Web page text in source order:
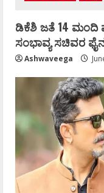
ಡಿಕೆಶಿ ಜತೆ 14 ಮಂದಿ
ಸಂಭಾವ್ಯ ಸಚಿವರ
Ashwaveega